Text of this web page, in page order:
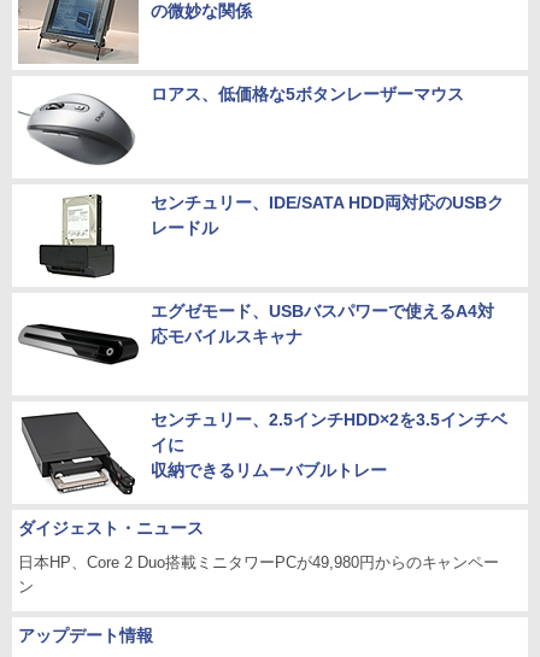
の微妙な関係
ロアス、低価格な5ボタンレーザーマウス
センチュリー、IDE/SATA HDD両対応のUSBク
レードル
エグゼモード、USBバスパワーで使えるA4対
応モバイルスキャナ
センチュリー、2.5インチHDD×2を3.5インチベ
イに
収納できるリムーバブルトレー
ダイジェスト・ニュース
日本HP、Core 2 Duo搭載ミニタワーPCが49,980円からのキャンペー
ン
アップデート情報